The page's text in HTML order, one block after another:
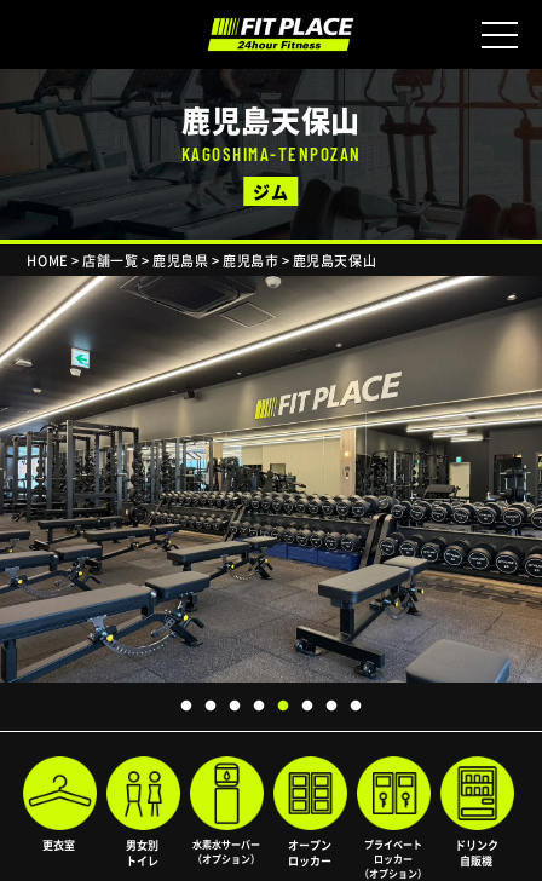
鹿児島天保山
KAGOSHIMA-TENPOZAN
ジム
HOME > 店舗一覧> 鹿児島県> 鹿児島市> 鹿児島天保山
更衣室
男女別
トイレ
水素水サーバー
（オプション）
オープン
ロッカー
プライベート
ロッカー
（オプション）
ドリンク
自販機